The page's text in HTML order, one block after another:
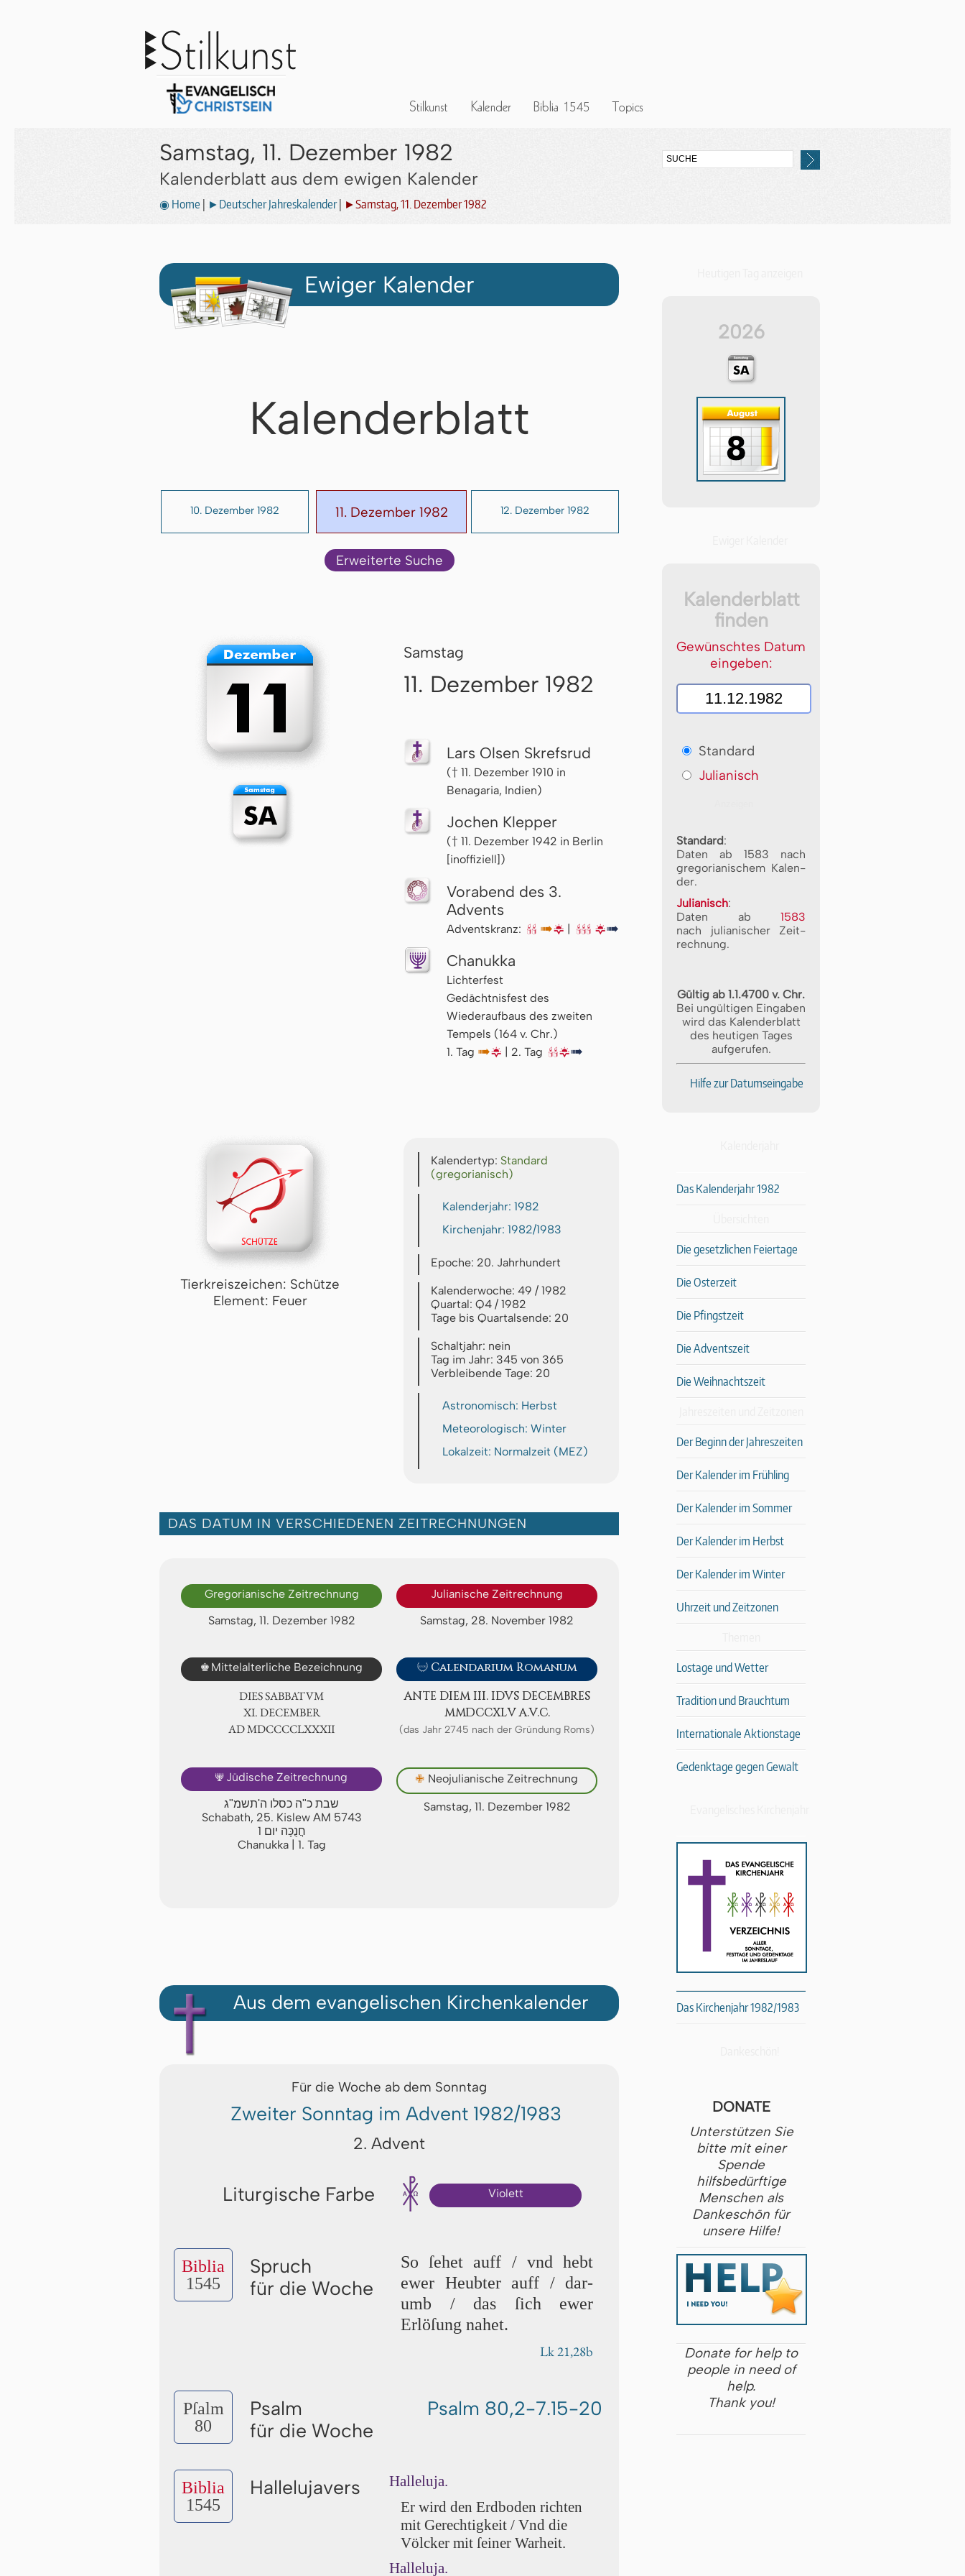
Samstag, 11. Dezember 1982
Kalenderblatt aus dem ewigen Kalender
◉ Home ►Deutscher Jahreskalender| ►Samstag, 11. Dezember 1982
Ewiger Kalender
Kalenderblatt
10. Dezember 1982 11. Dezember 1982 12. Dezember 1982
Erweiterte Suche
Samstag
11. Dezember 1982
Lars Olsen Skrefsrud
(† 11. Dezember 1910 in
Benagaria, Indien)
Jochen Klepper
(† 11. Dezember 1942 in Berlin
[inoffiziell])
Vorabend des 3.
Advents
Adventskranz: 🕯🕯 ↦🌇 | 🕯🕯🕯 🌇↦
Chanukka
Lichterfest
Gedächtnisfest des
Wiederaufbaus des zweiten
Tempels (164 v. Chr.)
1. Tag ↦🌇 | 2. Tag 🕯🕯🌇↦
Tierkreiszeichen: Schütze
Element: Feuer
Kalendertyp: Standard
(gregorianisch)
Kalenderjahr: 1982
Kirchenjahr: 1982/1983
Epoche: 20. Jahrhundert
Kalenderwoche: 49 / 1982
Quartal: Q4 / 1982
Tage bis Quartalsende: 20
Schaltjahr: nein
Tag im Jahr: 345 von 365
Verbleibende Tage: 20
Astronomisch: Herbst
Meteorologisch: Winter
Lokalzeit: Normalzeit (MEZ)
DAS DATUM IN VERSCHIEDENEN ZEITRECHNUNGEN
Gregorianische Zeitrechnung
Samstag, 11. Dezember 1982
Julianische Zeitrechnung
Samstag, 28. November 1982
♚ Mittelalterliche Bezeichnung
DIES SABBATUM
Ⅺ. DECEMBER
AD ⅯⅮⅭⅭⅭⅭⅬⅩⅩⅫ
 Calendarium Romanum
ANTE DIEM III. IDVS DE­CEMB­RES
ⅯⅯⅮⅭⅭⅩⅬⅤ A.V.C.
(das Jahr 2745 nach der Gründung Roms)
🕎 Jüdische Zeitrechnung
שבת כ"ה כסלו ה'תשמ"ג
Schabath, 25. Kislew AM 5743
1 חֲנֻכָּה יום
Chanukka | 1. Tag
✙ Neojulianische Zeitrechnung
Samstag, 11. Dezember 1982
Aus dem evangelischen Kirchenkalender
Für die Woche ab dem Sonntag
Zweiter Sonntag im Advent 1982/1983
2. Advent
Liturgische Farbe Violett
Biblia
1545
Spruch
für die Woche
So ſe­het auff / vnd hebt
ew­er Heubter auff / da­r­
umb / das ſich ew­er
Erlöſung nahet.
Lk 21,28b
Pſalm
80
Psalm
für die Woche
Psalm 80,2-7.15-20
Biblia
1545
Hallelujavers
Halleluja.
Er wird den Erdboden richten
mit Gerechtigkeit / Vnd die
Völ­ck­er mit ſei­ner War­heit.
Halleluja.
2026
Kalenderblatt
finden
Gewünschtes Datum
eingeben:
Standard
Julianisch
Standard:
Daten ab 1583 nach
gre­go­ri­a­ni­schem Ka­len­
der.
Julianisch:
Daten ab 1583
nach ju­li­a­ni­scher Zeit­
rech­nung.
Gültig ab 1.1.4700 v. Chr.
Bei ungültigen Eingaben
wird das Kalenderblatt
des heutigen Tages
aufgerufen.
Hilfe zur Datumseingabe
Das Kalenderjahr 1982
Die gesetzlichen Feiertage
Die Osterzeit
Die Pfingstzeit
Die Adventszeit
Die Weihnachtszeit
Der Beginn der Jahreszeiten
Der Kalender im Frühling
Der Kalender im Sommer
Der Kalender im Herbst
Der Kalender im Winter
Uhrzeit und Zeitzonen
Lostage und Wetter
Tradition und Brauchtum
Internationale Aktionstage
Gedenktage gegen Gewalt
Das Kirchenjahr 1982/1983
DONATE
Unterstützen Sie
bitte mit einer
Spende
hilfsbedürftige
Menschen als
Dankeschön für
unsere Hilfe!
Donate for help to
people in need of
help.
Thank you!